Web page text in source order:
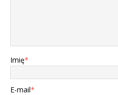
Imię*
E-mail*